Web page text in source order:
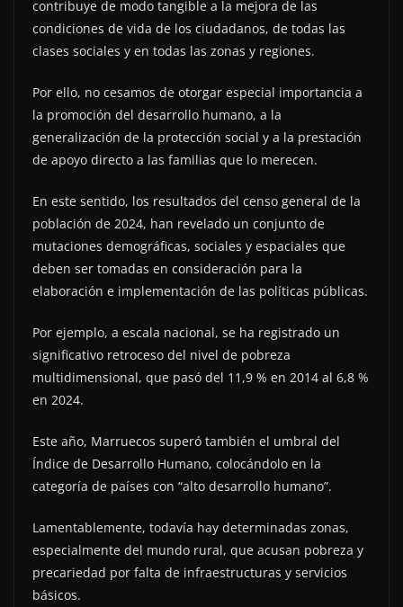
contribuye de modo tangible a la mejora de las
condiciones de vida de los ciudadanos, de todas las
clases sociales y en todas las zonas y regiones.
Por ello, no cesamos de otorgar especial importancia a
la promoción del desarrollo humano, a la
generalización de la protección social y a la prestación
de apoyo directo a las familias que lo merecen.
En este sentido, los resultados del censo general de la
población de 2024, han revelado un conjunto de
mutaciones demográficas, sociales y espaciales que
deben ser tomadas en consideración para la
elaboración e implementación de las políticas públicas.
Por ejemplo, a escala nacional, se ha registrado un
significativo retroceso del nivel de pobreza
multidimensional, que pasó del 11,9 % en 2014 al 6,8 %
en 2024.
Este año, Marruecos superó también el umbral del
Índice de Desarrollo Humano, colocándolo en la
categoría de países con “alto desarrollo humano”.
Lamentablemente, todavía hay determinadas zonas,
especialmente del mundo rural, que acusan pobreza y
precariedad por falta de infraestructuras y servicios
básicos.